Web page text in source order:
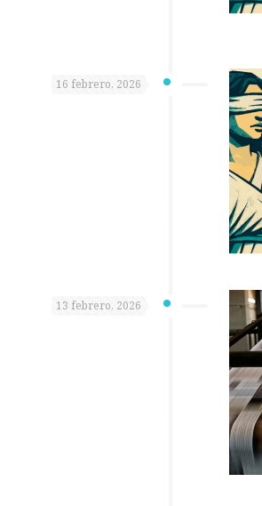
16 febrero, 2026
13 febrero, 2026